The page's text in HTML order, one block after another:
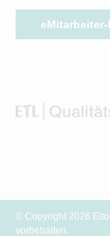
© Copyright 2026
vorbehalten.